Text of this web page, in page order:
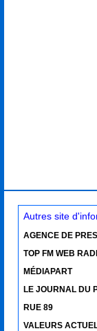
Autres site
AGENCE DE
TOP FM WEB
MÉDIAPART
LE JOURNAL DU
RUE 89
VALEURS